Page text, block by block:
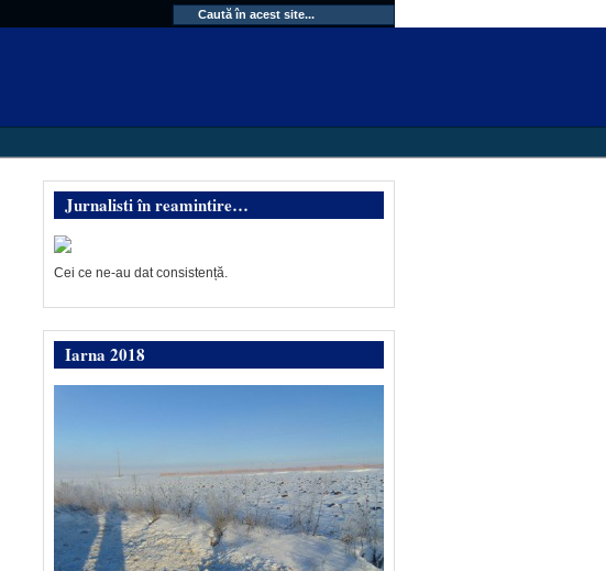
Jurnalisti în reamintire…
Cei ce ne-au dat consistență.
Iarna 2018